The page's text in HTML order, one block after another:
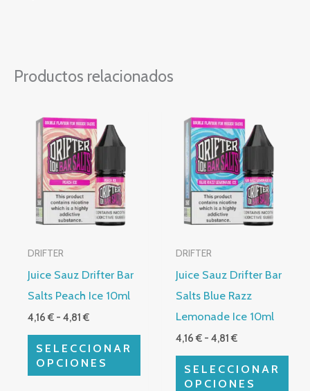
Productos relacionados
DRIFTER
Juice Sauz Drifter Bar
Salts Peach Ice 10ml
4,16€ - 4,81€
de
precios:
desde
4,16 €
hasta
4,81 €
SELECCIONAR
OPCIONES
producto
tiene
múltiples
variantes.
Las
se
pueden
elegir
en
página
DRIFTER
Juice Sauz Drifter Bar
Salts Blue Razz
Lemonade Ice 10ml
4,16€ - 4,81€
de
precios:
desde
4,16 €
hasta
4,81 €
SELECCIONAR
OPCIONES
producto
tiene
múltiples
variantes.
Las
se
pueden
elegir
en
la
página
de